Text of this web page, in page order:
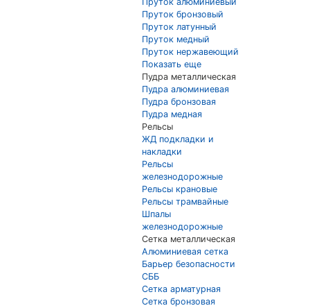
Пруток бронзовый
Пруток латунный
Пруток медный
Пруток нержавеющий
Показать еще
Пудра металлическая
Пудра алюминиевая
Пудра бронзовая
Пудра медная
Рельсы
ЖД подкладки и
накладки
Рельсы
железнодорожные
Рельсы крановые
Рельсы трамвайные
Шпалы
железнодорожные
Сетка металлическая
Алюминиевая сетка
Барьер безопасности
СББ
Сетка арматурная
Сетка бронзовая